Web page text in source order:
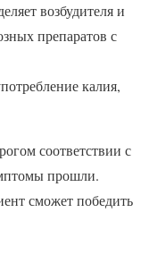
возбудителя и
препаратов с
калия,
соответствии с
прошли.
сможет победить